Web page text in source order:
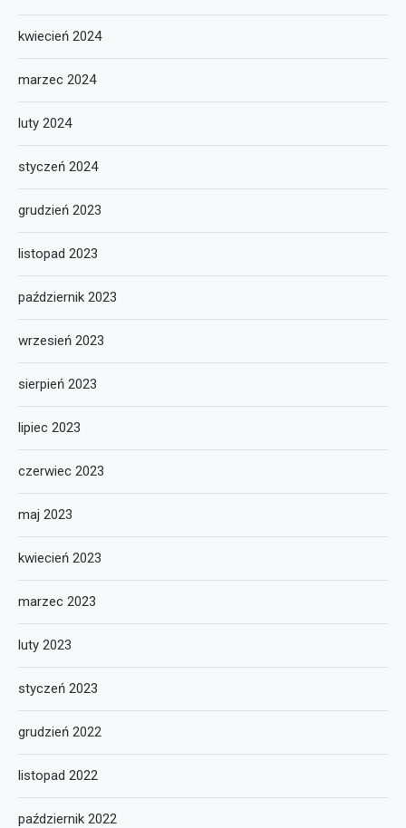
kwiecień 2024
marzec 2024
luty 2024
styczeń 2024
grudzień 2023
listopad 2023
październik 2023
wrzesień 2023
sierpień 2023
lipiec 2023
czerwiec 2023
maj 2023
kwiecień 2023
marzec 2023
luty 2023
styczeń 2023
grudzień 2022
listopad 2022
październik 2022